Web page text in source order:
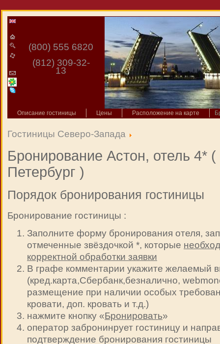
(800) 555 6820
(812) 309-32-
13
Описание гостиницы Цены Расположение на карте
Гостиницы Северо-Запада
Бронирование Астон, отель 4*
Петербург )
Порядок бронирования гостиницы
Бронирование гостиницы :
Заполните форму бронирования отеля,
отмеченные звёздочкой *, которые
корректной обработки заявки
В графе комментарии укажите желаемый
(кред.карта,Сбербанк,безналично,
размещение при наличии особых
кровати, доп. кровать и т.д.)
нажмите кнопку «Бронировать»
оператор забронинрует гостиницу и
подтверждение бронирования гостиницы